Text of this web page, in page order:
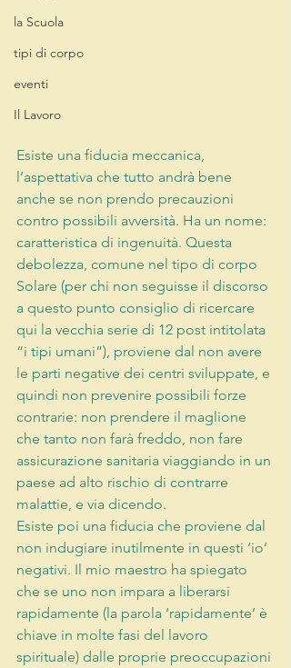
la Scuola
tipi di corpo
eventi
Il Lavoro
Esiste una fiducia meccanica,
l’aspettativa che tutto andrà bene
anche se non prendo precauzioni
contro possibili avversità. Ha un nome:
caratteristica di ingenuità. Questa
debolezza, comune nel tipo di corpo
Solare (per chi non seguisse il discorso
a questo punto consiglio di ricercare
qui la vecchia serie di 12 post intitolata
“i tipi umani”), proviene dal non avere
le parti negative dei centri sviluppate, e
quindi non prevenire possibili forze
contrarie: non prendere il maglione
che tanto non farà freddo, non fare
assicurazione sanitaria viaggiando in un
paese ad alto rischio di contrarre
malattie, e via dicendo.
Esiste poi una fiducia che proviene dal
non indugiare inutilmente in questi ‘io’
negativi. Il mio maestro ha spiegato
che se uno non impara a liberarsi
rapidamente (la parola ‘rapidamente’ è
chiave in molte fasi del lavoro
spirituale) dalle proprie preoccupazioni